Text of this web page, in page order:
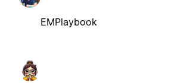
EMPlaybook